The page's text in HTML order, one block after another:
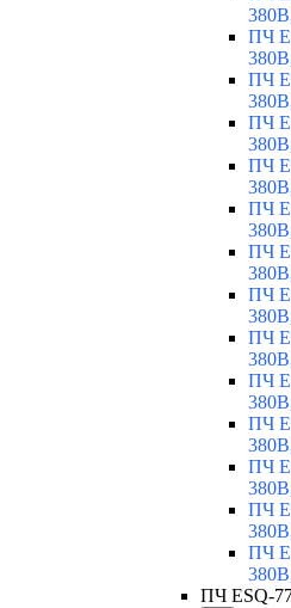
ПЧ
ПЧ
ПЧ
ПЧ
ПЧ
ПЧ
ПЧ
ПЧ
ПЧ
ПЧ
ПЧ
ПЧ
ПЧ
ПЧ ESQ-